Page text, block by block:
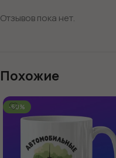
Отзывов пока нет.
Похожие
-60%